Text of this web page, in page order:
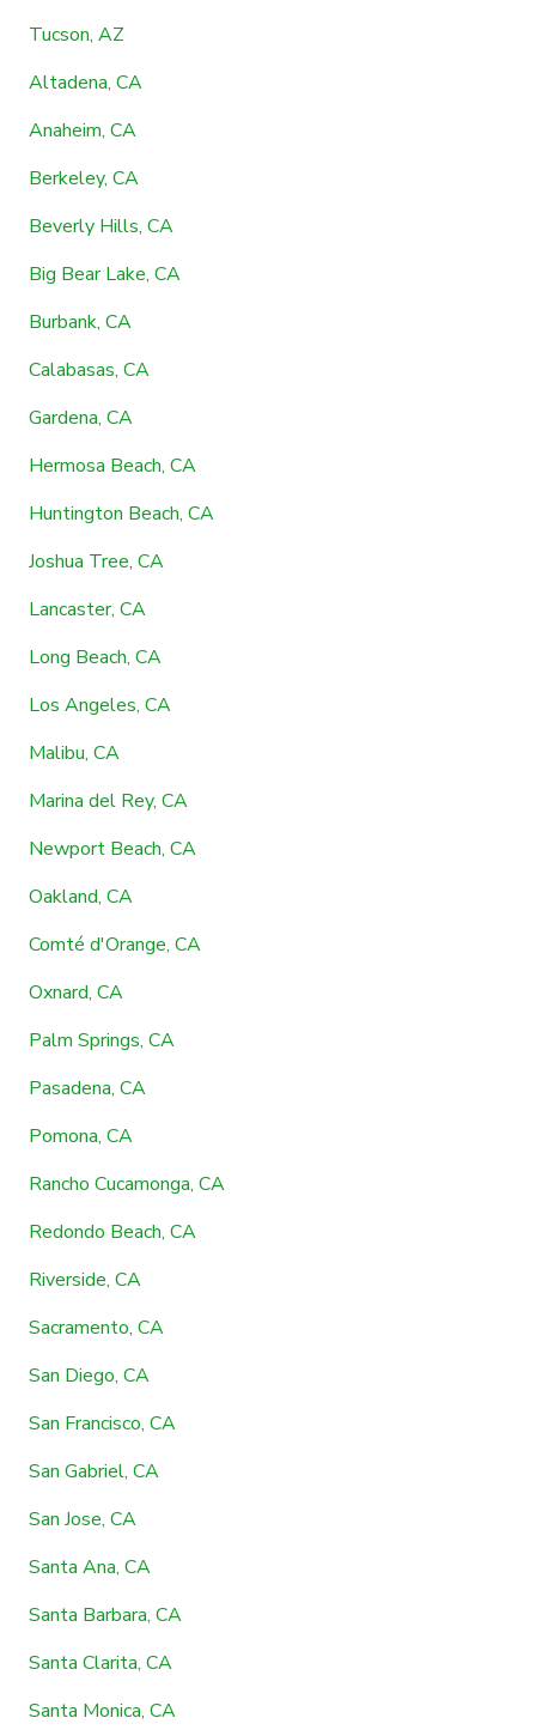
Tucson, AZ
Altadena, CA
Anaheim, CA
Berkeley, CA
Beverly Hills, CA
Big Bear Lake, CA
Burbank, CA
Calabasas, CA
Gardena, CA
Hermosa Beach, CA
Huntington Beach, CA
Joshua Tree, CA
Lancaster, CA
Long Beach, CA
Los Angeles, CA
Malibu, CA
Marina del Rey, CA
Newport Beach, CA
Oakland, CA
Comté d'Orange, CA
Oxnard, CA
Palm Springs, CA
Pasadena, CA
Pomona, CA
Rancho Cucamonga, CA
Redondo Beach, CA
Riverside, CA
Sacramento, CA
San Diego, CA
San Francisco, CA
San Gabriel, CA
San Jose, CA
Santa Ana, CA
Santa Barbara, CA
Santa Clarita, CA
Santa Monica, CA